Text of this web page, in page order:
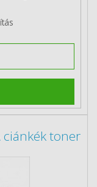
ciánkék toner